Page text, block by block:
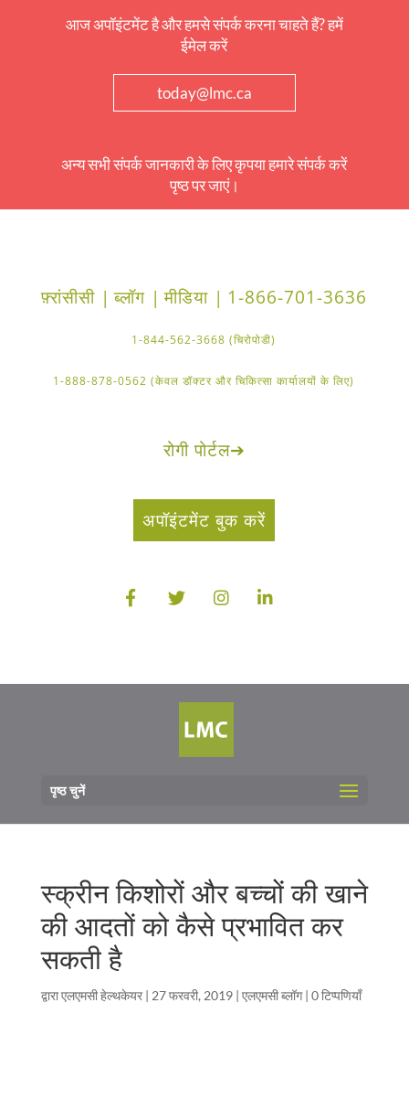
आज अपॉइंटमेंट है और हमसे संपर्क करना चाहते हैं? हमें
ईमेल करें
today@lmc.ca
अन्य सभी संपर्क जानकारी के लिए कृपया हमारे संपर्क करें
पृष्ठ पर जाएं।
फ़्रांसीसी | ब्लॉग | मीडिया | 1-866-701-3636
1-844-562-3668 (चिरोपोडी)
1-888-878-0562 (केवल डॉक्टर और चिकित्सा कार्यालयों के लिए)
रोगी पोर्टल➔
अपॉइंटमेंट बुक करें
पृष्ठ चुनें
स्क्रीन किशोरों और बच्चों की खाने
की आदतों को कैसे प्रभावित कर
सकती है
द्वाराएलएमसी हेल्थकेयर| 27 फरवरी, 2019| एलएमसी ब्लॉग| 0 टिप्पणियाँ